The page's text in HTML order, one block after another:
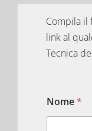
Compila il
link al
Tecnica
Nome*